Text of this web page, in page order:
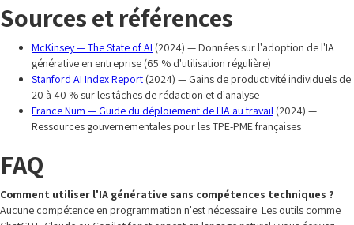
Sources et références
McKinsey — The State of AI (2024) — Données sur l'adoption de l'IA
générative en entreprise (65 % d'utilisation régulière)
Stanford AI Index Report (2024) — Gains de productivité individuels de
20 à 40 % sur les tâches de rédaction et d'analyse
France Num — Guide du déploiement de l'IA au travail (2024) —
Ressources gouvernementales pour les TPE-PME françaises
FAQ
Comment utiliser l'IA générative sans compétences techniques ?
Aucune compétence en programmation n'est nécessaire. Les outils comme